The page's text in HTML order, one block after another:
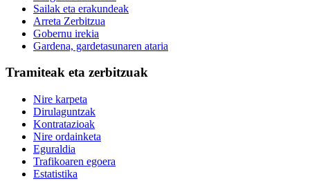
Sailak eta erakundeak
Arreta Zerbitzua
Gobernu irekia
Gardena, gardetasunaren ataria
Tramiteak eta zerbitzuak
Nire karpeta
Dirulaguntzak
Kontratazioak
Nire ordainketa
Eguraldia
Trafikoaren egoera
Estatistika